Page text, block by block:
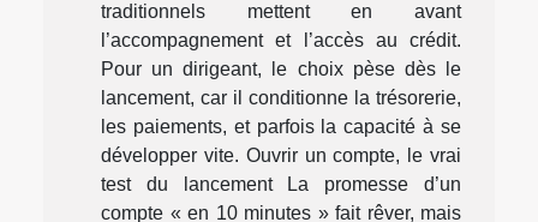
traditionnels mettent en avant
l’accompagnement et l’accès au crédit.
Pour un dirigeant, le choix pèse dès le
lancement, car il conditionne la trésorerie,
les paiements, et parfois la capacité à se
développer vite. Ouvrir un compte, le vrai
test du lancement La promesse d’un
compte « en 10 minutes » fait rêver, mais